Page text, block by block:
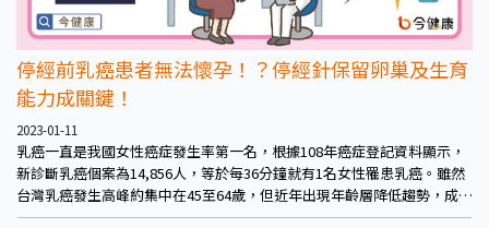
停經前乳癌患者無法懷孕！？停經針保留卵巢及生育
能力成關鍵！
2023-01-11
乳癌一直是我國女性癌症發生率第一名，根據108年癌症登記資料顯示，
新診斷乳癌個案為14,856人，等於每36分鐘就有1名女性罹患乳癌。雖然
台灣乳癌發生高峰約集中在45至64歲，但近年出現年齡層降低趨勢，成為
年輕女性一大威脅。對於有生育計畫的停經前乳癌患者來說，更需同時考